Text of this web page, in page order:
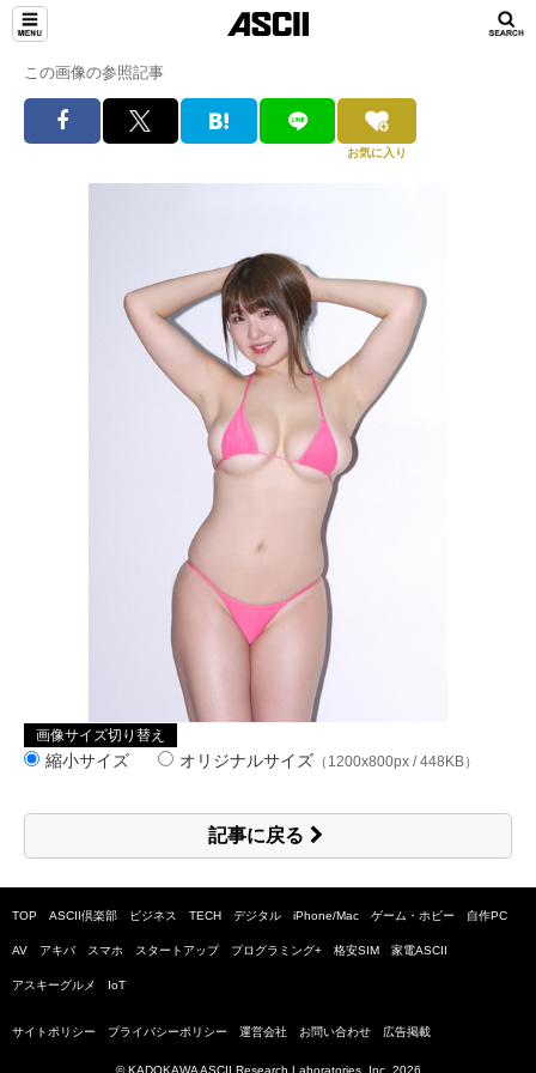
この画像の参照記事
お気に入り
画像サイズ切り替え
縮小サイズ オリジナルサイズ （1200x800px / 448KB）
記事に戻る
TOP ASCII倶楽部 ビジネス TECH デジタル iPhone/Mac ゲーム・ホビー 自作PC
AV アキバ スマホ スタートアップ プログラミング+ 格安SIM 家電ASCII
アスキーグルメ IoT
サイトポリシー プライバシーポリシー 運営会社 お問い合わせ 広告掲載
© KADOKAWA ASCII Research Laboratories, Inc. 2026